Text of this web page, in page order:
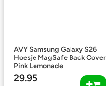
AVY Samsung Galaxy S26
Hoesje MagSafe Back Cover
Pink Lemonade
29.95